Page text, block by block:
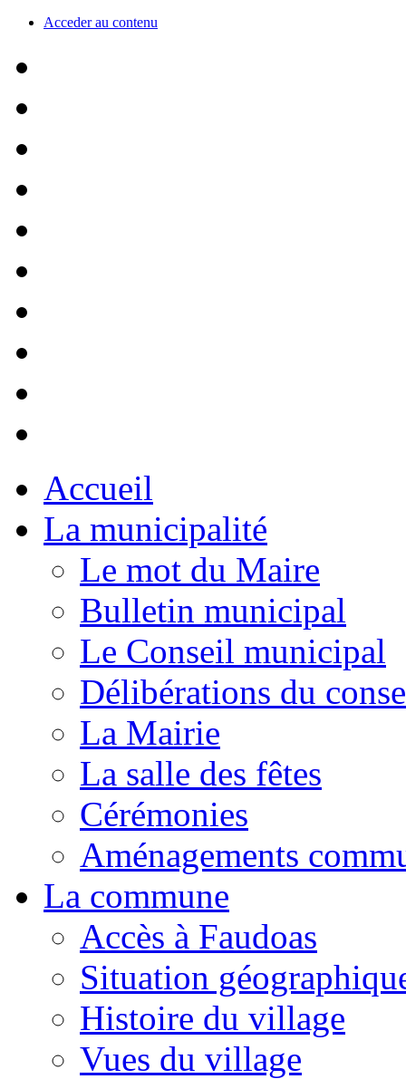
Acceder au contenu
Accueil
La municipalité
Le mot du Maire
Bulletin municipal
Le Conseil municipal
Délibérations du
La Mairie
La salle des fêtes
Cérémonies
Aménagements
La commune
Accès à Faudoas
Situation
Histoire du village
Vues du village